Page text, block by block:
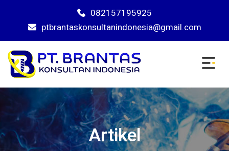
082157195925
ptbrantaskonsultanindonesia@gmail.com
Artikel